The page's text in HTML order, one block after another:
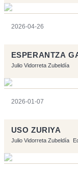
2026-04-26
ESPERANTZA
Julio Vidorreta Zubeldía
2026-01-07
USO ZURIYA
Julio Vidorreta Zubeldía